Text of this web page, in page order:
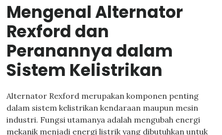
Mengenal Alternator
Rexford dan
Peranannya dalam
Sistem Kelistrikan
Alternator Rexford merupakan komponen penting
dalam sistem kelistrikan kendaraan maupun mesin
industri. Fungsi utamanya adalah mengubah energi
mekanik menjadi energi listrik yang dibutuhkan untuk